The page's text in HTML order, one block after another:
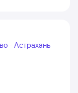
- Астрахань